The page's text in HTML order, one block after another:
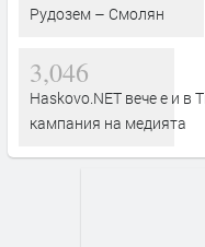
Рудозем – Смолян
3,046
Haskovo.NET вече е и в
кампания на медията